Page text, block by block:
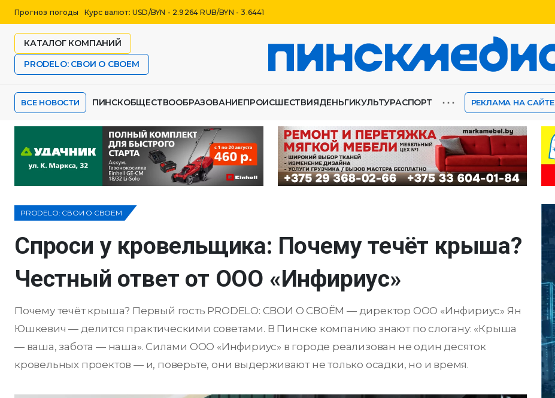
Прогноз погоды Курс валют: USD/BYN - 2.9264 RUB/BYN - 3.6441
КАТАЛОГ КОМПАНИЙ
PRODELO: СВОИ О СВОЕМ
ВСЕ НОВОСТИ ПИНСКОБЩЕСТВООБРАЗОВАНИЕПРОИСШЕСТВИЯДЕНЬГИКУЛЬТУРАСПОРТ ⋯ РЕКЛАМА НА САЙТЕ
PRODELO: СВОИ О СВОЕМ
Спроси у кровельщика: Почему течёт крыша?
Честный ответ от ООО «Инфириус»
Почему течёт крыша? Первый гость PRODELO: СВОИ О СВОЁМ — директор ООО «Инфириус» Ян
Юшкевич — делится практическими советами. В Пинске компанию знают по слогану: «Крыша
— ваша, забота — наша». Силами ООО «Инфириус» в городе реализован не один десяток
кровельных проектов — и, поверьте, они выдерживают не только осадки, но и время.